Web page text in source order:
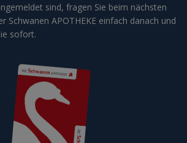
sind, fragen Sie beim nächsten
Schwanen APOTHEKE einfach danach und
sofort.